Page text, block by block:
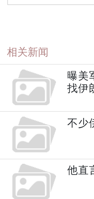
相关新闻
曝美
找伊
不少
他直